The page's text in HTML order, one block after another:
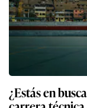
¿Estás en